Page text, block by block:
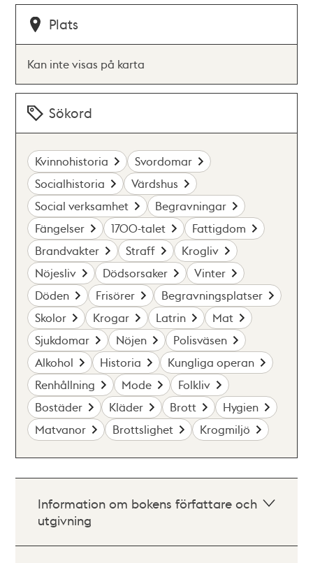
Plats
Kan inte visas på karta
Sökord
Kvinnohistoria
Svordomar
Socialhistoria
Värdshus
Social verksamhet
Begravningar
Fängelser
1700-talet
Fattigdom
Brandvakter
Straff
Krogliv
Nöjesliv
Dödsorsaker
Vinter
Döden
Frisörer
Begravningsplatser
Skolor
Krogar Latrin
Mat
Sjukdomar
Nöjen
Polisväsen
Alkohol
Historia
Kungliga operan
Renhållning
Mode
Folkliv
Bostäder
Kläder Brott
Hygien
Matvanor
Brottslighet Krogmiljö
Information om bokens författare och
utgivning